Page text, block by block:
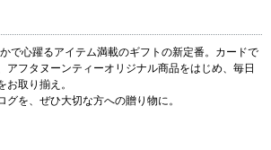
で心躍るアイテム満載のギフトの新定番。カードで
アフタヌーンティーオリジナル商品をはじめ、毎日
取り揃え。
を、ぜひ大切な方への贈り物に。